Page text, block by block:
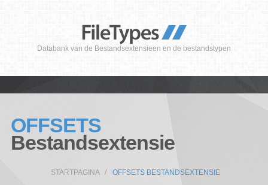
Databank van de Bestandsextensieen en de bestandstypen
OFFSETS
Bestandsextensie
STARTPAGINA OFFSETS BESTANDSEXTENSIE